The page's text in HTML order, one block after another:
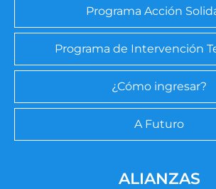
Programa Acción
Programa de Intervención
¿Cómo ingresar?
A Futuro
ALIANZAS